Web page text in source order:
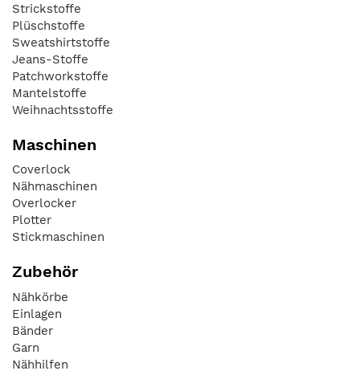
Strickstoffe
Plüschstoffe
Sweatshirtstoffe
Jeans-Stoffe
Patchworkstoffe
Mantelstoffe
Weihnachtsstoffe
Maschinen
Coverlock
Nähmaschinen
Overlocker
Plotter
Stickmaschinen
Zubehör
Nähkörbe
Einlagen
Bänder
Garn
Nähhilfen